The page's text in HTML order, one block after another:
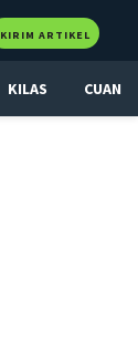
KIRIM ARTIKEL
KILAS CUAN